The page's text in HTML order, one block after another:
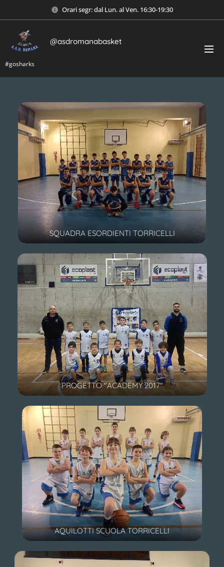
Orari segr: dal Lun. al Ven. 16:30-19:30
@asdromanabasket
#gosharks
SQUADRA ESORDIENTI TORRICELLI
PROGETTO "ACADEMY 2017"
AQUILOTTI SCUOLA TORRICELLI